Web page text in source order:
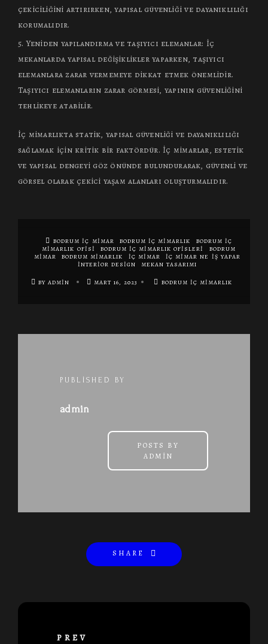
çekiciliğini artırırken, yapısal güvenliği ve dayanıklılığı
korumalıdır.
Yeniden yapılandırma ve taşıyıcı elemanlar: İç
mekanlarda yapısal değişiklikler yaparken, taşıyıcı
elemanlara zarar vermemeye dikkat etmek önemlidir.
Taşıyıcı elemanların zarar görmesi, yapının güvenliğini
tehlikeye atabilir.
İç mimarlıkta statik, yapısal güvenliği ve dayanıklılığı
sağlamak için kritik bir faktördür. İç mimarlar, estetik
ve yapısal dengeyi göz önünde bulundurarak, güvenli ve
görsel olarak çekici yaşam alanları oluşturmalıdır.
BODRUM İÇ MIMAR BODRUM İÇ MIMARLIK
BODRUM İÇ
MIMARLIK OFISI
BODRUM IÇ MIMARLIK OFISLERI
BODRUM
MIMAR
BODRUM MIMARLIK IÇ MIMAR
IÇ MIMAR NE IŞ YAPAR
INTERIOR DESIGN
MEKAN TASARIMI
BY ADMIN MART 16, 2023 BODRUM İÇ MIMARLIK
PUBLISHED BY
admin
POSTS BY
ADMIN
SHARE
PREV